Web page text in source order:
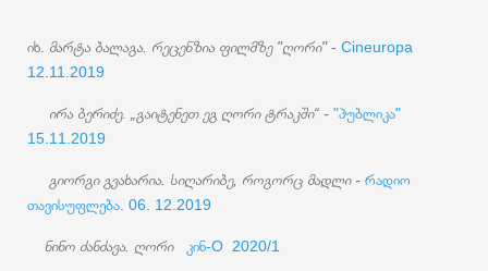
იხ. მარტა ბალაგა. რეცენზია ფილმზე "ღორი"- Cineuropa
12.11.2019
ირა ბერიძე. „გაიტენეთ ეგ ღორი ტრაკში“ - "პუბლიკა"
15.11.2019
გიორგი გვახარია. სიღარიბე, როგორც მადლი - რადიო
თავისუფლება. 06. 12.2019
ნინო ძანძავა. ღორი კინ-O 2020/1